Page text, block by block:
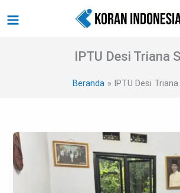
ke
IPTU Desi Triana
Beranda IPTU Desi Triana